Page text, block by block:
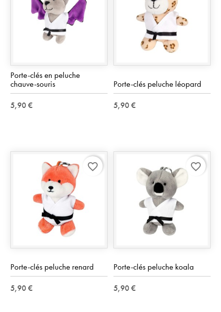
Porte-clés en peluche
chauve-souris
5,90 €
Porte-clés peluche léopard
5,90 €
Porte-clés peluche renard
5,90 €
favorite_border
Porte-clés peluche koala
5,90 €
favorite_border